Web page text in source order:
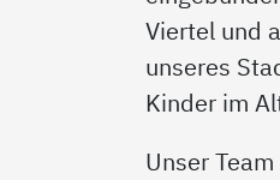
Viertel und
unseres
Kinder im
Unser